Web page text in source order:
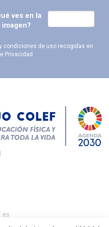
ves en la
imagen?
condiciones de uso recogidas en
Privacidad